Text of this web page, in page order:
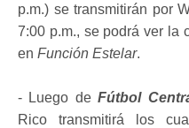
p.m.) se transmitirán por
7:00 p.m., se podrá ver la
en Función Estelar.
- Luego deFútbol
Rico transmitirá los